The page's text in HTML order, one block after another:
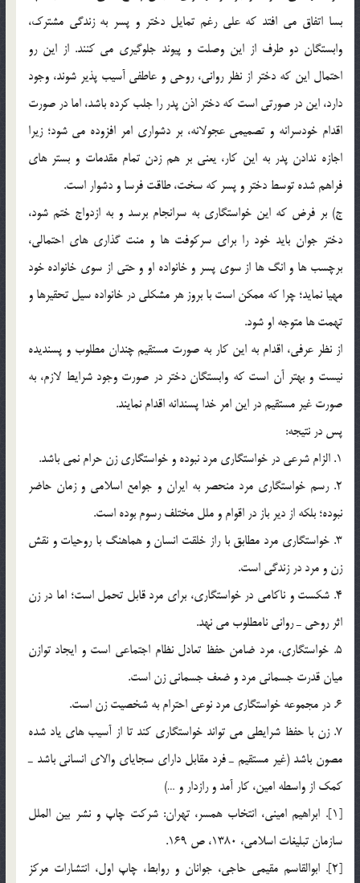
بسا اتفاق مي افتد که علي رغم تمايل دختر و پسر به زندگي مشترک،
وابستگان دو طرف از اين وصلت و پيوند جلوگيري مي کنند. از اين رو
احتمال اين که دختر از نظر رواني، روحي و عاطفي آسيب پذير شوند، وجود
دارد، اين در صورتي است که دختر اذن پدر را جلب کرده باشد، اما در صورت
اقدام خودسرانه و تصميمي عجولانه، بر دشواري امر افزوده مي شود؛ زيرا
اجازه ندادن پدر به اين کار، يعني بر هم زدن تمام مقدمات و بستر هاي
فراهم شده توسط دختر و پسر که سخت، طاقت فرسا و دشوار است.
ج) بر فرض که اين خواستگاري به سرانجام برسد و به ازدواج ختم شود،
دختر جوان بايد خود را براي سرکوفت ها و منت گذاري هاي احتمالي،
برچسب ها و انگ ها از سوي پسر و خانواده او و حتي از سوي خانواده خود
مهيا نمايد؛ چرا که ممکن است با بروز هر مشکلي در خانواده سيل تحقيرها و
تهمت ها متوجه او شود.
از نظر عرفي، اقدام به اين کار به صورت مستقيم چندان مطلوب و پسنديده
نيست و بهتر آن است که وابستگان دختر در صورت وجود شرايط لازم، به
صورت غير مستقيم در اين امر خدا پسندانه اقدام نمايند.
پس در نتيجه:
1. الزام شرعي در خواستگاري مرد نبوده و خواستگاري زن حرام نمي باشد.
2. رسم خواستگاري مرد منحصر به ايران و جوامع اسلامي و زمان حاضر
نبوده؛ بلکه از دير باز در اقوام و ملل مختلف رسوم بوده است.
3. خواستگاري مرد مطابق با راز خلقت انسان و هماهنگ با روحيات و نقش
زن و مرد در زندگي است.
4. شکست و ناکامي در خواستگاري، براي مرد قابل تحمل است؛ اما در زن
اثر روحي ـ رواني نامطلوب مي نهد.
5. خواستگاري، مرد ضامن حفظ تعادل نظام اجتماعي است و ايجاد توازن
ميان قدرت جسماني مرد و ضعف جسماني زن است.
6. در مجموعه خواستگاري مرد نوعي احترام به شخصيت زن است.
7. زن با حفظ شرايطي مي تواند خواستگاري کند تا از آسيب هاي ياد شده
مصون باشد (غير مستقيم ـ فرد مقابل داراي سجاياي والاي انساني باشد ـ
کمک از واسطه امين، کار آمد و رازدار و …)
[1]. ابراهيم اميني، انتخاب همسر، تهران: شرکت چاپ و نشر بين الملل
سازمان تبليغات اسلامي، 1380، ص 169.
[2]. ابوالقاسم مقيمي حاجي، جوانان و روابط، چاپ اول، انتشارات مرکز